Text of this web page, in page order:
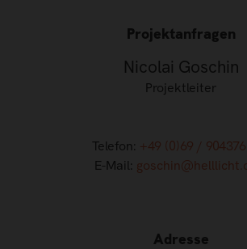
Projektanfragen
Nicolai Goschin
Projektleiter
Telefon: +49 (0)69 / 904376
E-Mail:
Adresse